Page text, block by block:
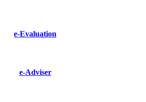
e-Evaluation
e-Adviser